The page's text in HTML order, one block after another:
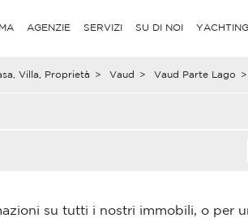
AGENZIE SERVIZI SU DI NOI
Villa, Proprietà > Vaud > Vaud Parte Lago >
su tutti i nostri immobili, o per